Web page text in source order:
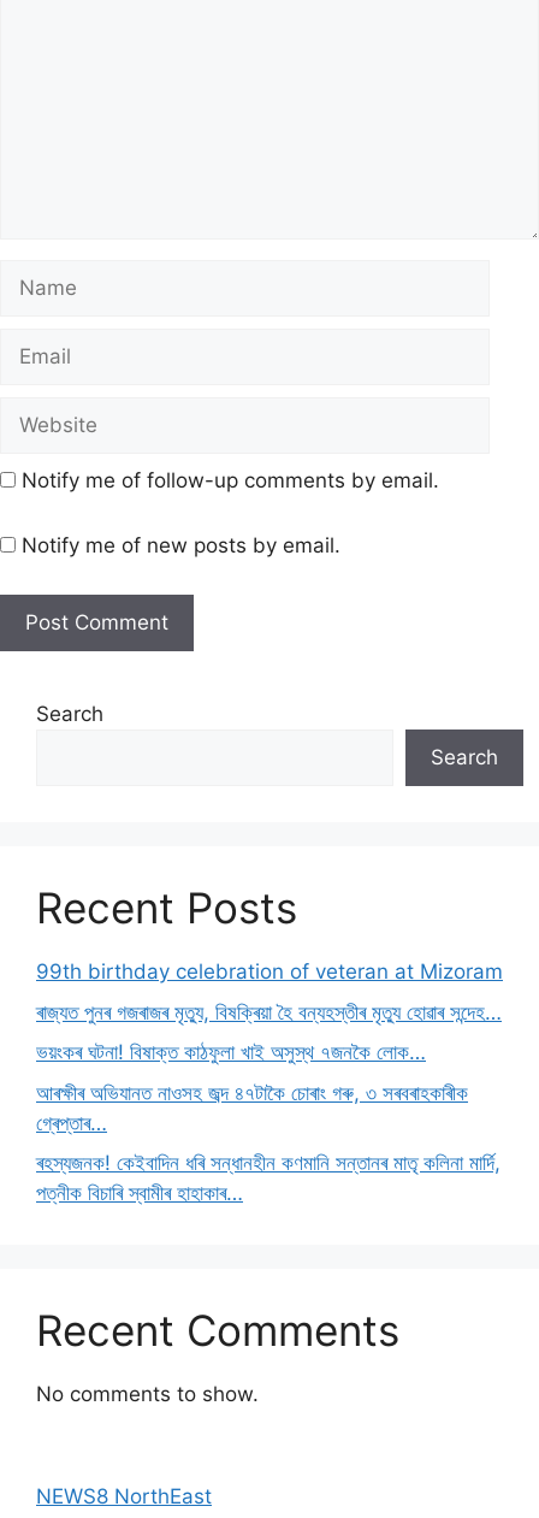
Notify me of follow-up comments by email.
Notify me of new posts by email.
Search
Search
Recent Posts
99th birthday celebration of veteran at Mizoram
ৰাজ্যত পুনৰ গজৰাজৰ মৃত্যু, বিষক্ৰিয়া হৈ বন্যহস্তীৰ মৃত্যু হোৱাৰ সন্দেহ…
ভয়ংকৰ ঘটনা! বিষাক্ত কাঠফুলা খাই অসুস্থ ৭জনকৈ লোক…
আৰক্ষীৰ অভিযানত নাওসহ জব্দ ৪৭টাকৈ চোৰাং গৰু, ৩ সৰবৰাহকাৰীক
গ্ৰেপ্তাৰ…
ৰহস্যজনক! কেইবাদিন ধৰি সন্ধানহীন কণমানি সন্তানৰ মাতৃ কলিনা মাৰ্দি,
পত্নীক বিচাৰি স্বামীৰ হাহাকাৰ…
Recent Comments
No comments to show.
NEWS8 NorthEast